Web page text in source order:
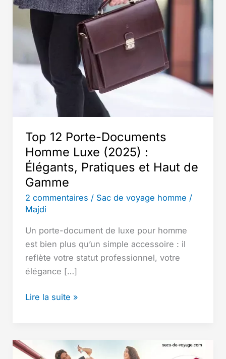
Top 12 Porte-Documents
Homme Luxe (2025) :
Élégants, Pratiques et Haut de
Gamme
2 commentaires / Sac de voyage homme /
Majdi
Un porte-document de luxe pour homme
est bien plus qu’un simple accessoire : il
reflète votre statut professionnel, votre
élégance […]
Top
Documents
Homme
Lire la suite »